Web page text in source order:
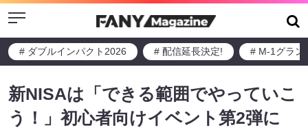
Menu
# ダブルインパクト2026 # 配信延長決定! # M-1グラン
新NISAは「できる範囲でやっていこ
う！」初心者向けイベント第2弾に